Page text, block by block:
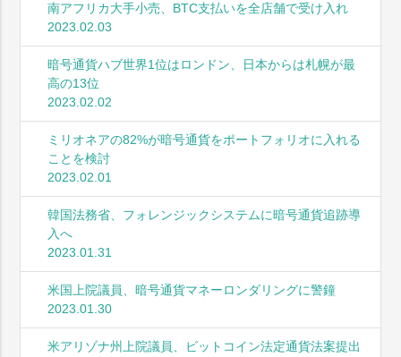
南アフリカ大手小売、BTC支払いを全店舗で受け入れ
2023.02.03
暗号通貨ハブ世界1位はロンドン、日本からは札幌が最
高の13位
2023.02.02
ミリオネアの82%が暗号通貨をポートフォリオに入れる
ことを検討
2023.02.01
韓国法務省、フォレンジックシステムに暗号通貨追跡導
入へ
2023.01.31
米国上院議員、暗号通貨マネーロンダリングに警鐘
2023.01.30
米アリゾナ州上院議員、ビットコイン法定通貨法案提出